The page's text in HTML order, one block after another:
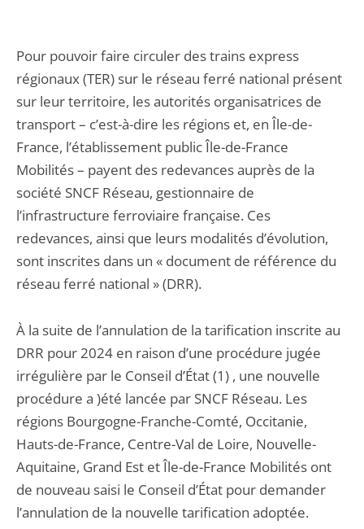
Pour pouvoir faire circuler des trains express
régionaux (TER) sur le réseau ferré national présent
sur leur territoire, les autorités organisatrices de
transport – c’est-à-dire les régions et, en Île-de-
France, l’établissement public Île-de-France
Mobilités – payent des redevances auprès de la
société SNCF Réseau, gestionnaire de
l’infrastructure ferroviaire française. Ces
redevances, ainsi que leurs modalités d’évolution,
sont inscrites dans un « document de référence du
réseau ferré national » (DRR).
À la suite de l’annulation de la tarification inscrite au
DRR pour 2024 en raison d’une procédure jugée
irrégulière par le Conseil d’État (1) , une nouvelle
procédure a )été lancée par SNCF Réseau. Les
régions Bourgogne-Franche-Comté, Occitanie,
Hauts-de-France, Centre-Val de Loire, Nouvelle-
Aquitaine, Grand Est et Île-de-France Mobilités ont
de nouveau saisi le Conseil d’État pour demander
l’annulation de la nouvelle tarification adoptée.